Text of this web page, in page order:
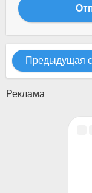
Предыдущая
Реклама